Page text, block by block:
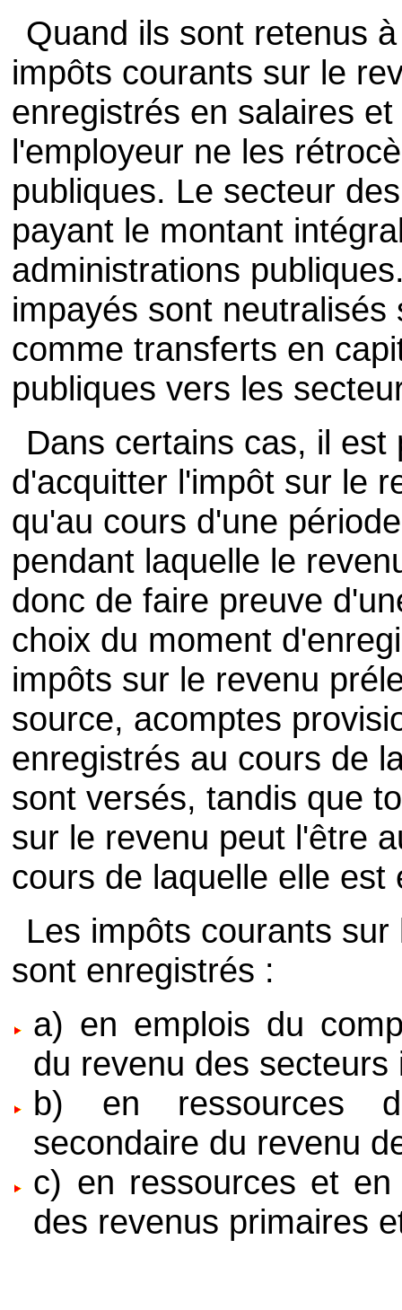
Quand ils sont retenus
impôts courants sur le
enregistrés en salaires
l'employeur ne les
publiques. Le secteur
payant le montant
administrations
impayés sont
comme transferts en
publiques vers les
Dans certains cas, il
d'acquitter l'impôt sur le
qu'au cours d'une
pendant laquelle le
donc de faire preuve
choix du moment
impôts sur le revenu
source, acomptes
enregistrés au cours de
sont versés, tandis que
sur le revenu peut l'être
cours de laquelle elle est
Les impôts courants
sont enregistrés :
a) en emplois du
du revenu des secteurs
b) en ressources
secondaire du revenu
c) en ressources et
des revenus primaires